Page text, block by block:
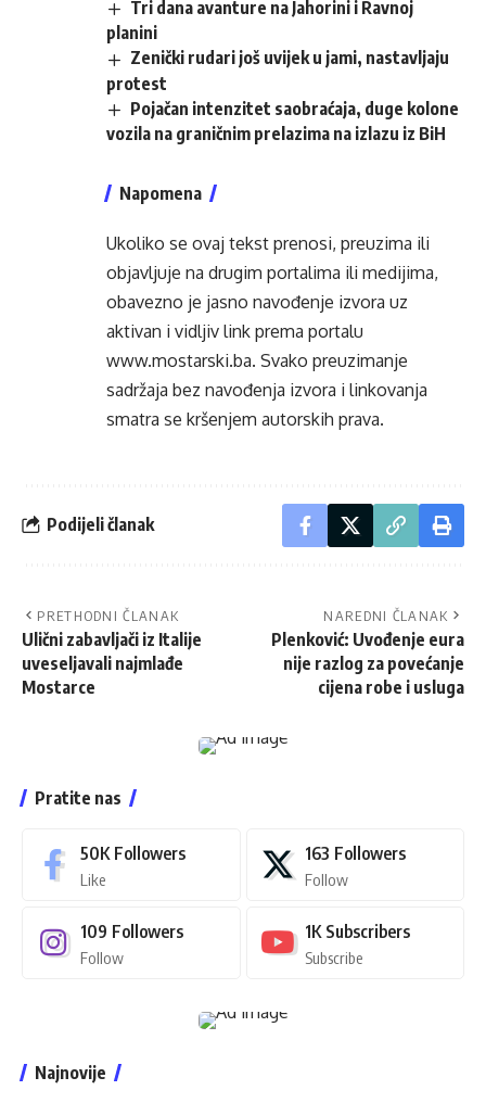
Tri dana avanture na Jahorini i Ravnoj
planini
Zenički rudari još uvijek u jami, nastavljaju
protest
Pojačan intenzitet saobraćaja, duge kolone
vozila na graničnim prelazima na izlazu iz BiH
Napomena
Ukoliko se ovaj tekst prenosi, preuzima ili
objavljuje na drugim portalima ili medijima,
obavezno je jasno navođenje izvora uz
aktivan i vidljiv link prema portalu
www.mostarski.ba. Svako preuzimanje
sadržaja bez navođenja izvora i linkovanja
smatra se kršenjem autorskih prava.
Podijeli članak
PRETHODNI ČLANAK
Ulični zabavljači iz Italije
uveseljavali najmlađe
Mostarce
NAREDNI ČLANAK
Plenković: Uvođenje eura
nije razlog za povećanje
cijena robe i usluga
Pratite nas
50K Followers
Like
163 Followers
Follow
109 Followers
Follow
1K Subscribers
Subscribe
Najnovije